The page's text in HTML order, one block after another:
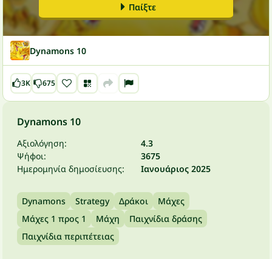
Παίξτε
Dynamons 10
3K 675
Dynamons 10
Αξιολόγηση:
4.3
Ψήφοι:
3675
Ημερομηνία δημοσίευσης:
Ιανουάριος 2025
Dynamons Strategy Δράκοι
Μάχες
Μάχες 1 προς 1
Μάχη
Παιχνίδια δράσης
Παιχνίδια περιπέτειας